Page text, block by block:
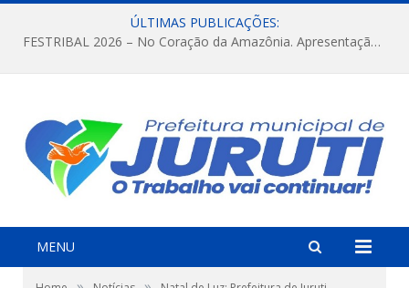
ÚLTIMAS PUBLICAÇÕES:
FESTRIBAL 2026 – No Coração da Amazônia. Apresentação da Munduruku.
MENU